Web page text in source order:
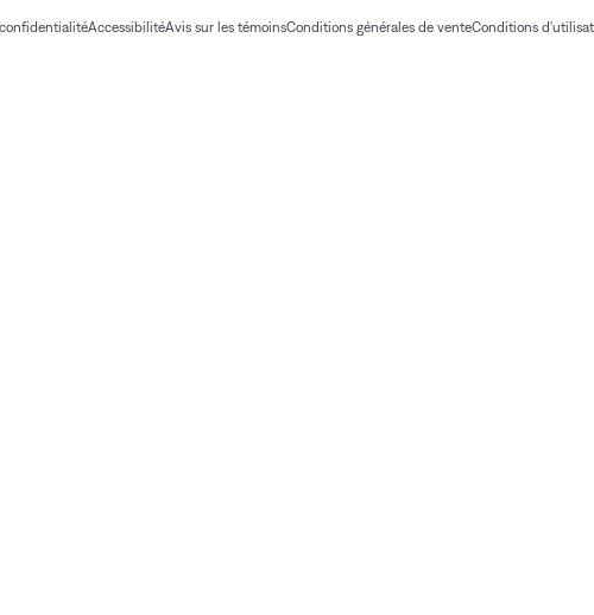
AccessibilitéAvis sur les témoinsConditions générales de venteConditions